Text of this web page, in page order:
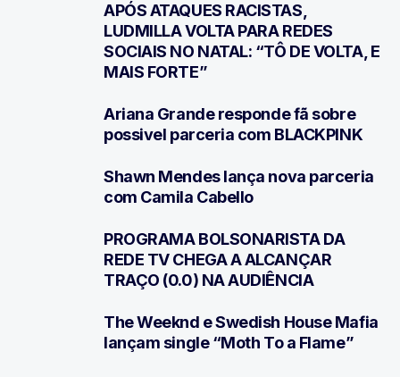
APÓS ATAQUES RACISTAS,
LUDMILLA VOLTA PARA REDES
SOCIAIS NO NATAL: “TÔ DE VOLTA, E
MAIS FORTE”
Ariana Grande responde fã sobre
possivel parceria com BLACKPINK
Shawn Mendes lança nova parceria
com Camila Cabello
PROGRAMA BOLSONARISTA DA
REDE TV CHEGA A ALCANÇAR
TRAÇO (0.0) NA AUDIÊNCIA
The Weeknd e Swedish House Mafia
lançam single “Moth To a Flame”